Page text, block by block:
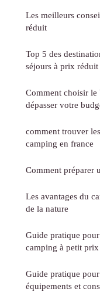
Les meilleurs
réduit
Top 5 des
séjours à prix réduit
Comment choisir le
dépasser votre
comment trouver
camping en france
Comment préparer
Les avantages du
de la nature
Guide pratique
camping à petit prix
Guide pratique
équipements et